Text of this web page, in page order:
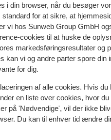
i din browser, når du besøger
for at sikre, at
vi hos Sunweb Group GmbH
cookies til at huske de
markedsføringsresultater og
kan vi og andre parter spore din
for dig.
af alle cookies. Hvis du
en liste over cookies, hvor
på 'Nødvendige', vil der ikke
Du kan til enhver tid ændre
produkt.Mere om
Mest booket af med
23. sep.
i restauranten.
i restauranten.